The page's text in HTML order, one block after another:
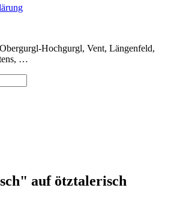
Hochgurgl, Vent, Längenfeld,
…
auf ötztalerisch